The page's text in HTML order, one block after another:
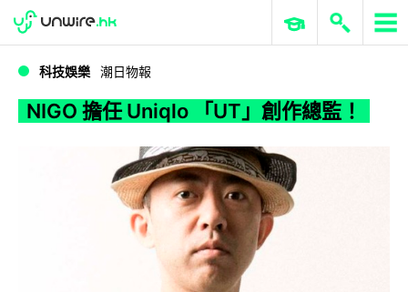
NIGO 擔任 Uniqlo 「UT」創作總監！
WWDC 2026 ERP 與商業 AI
科技娛樂 潮日物報
NIGO 擔任 Uniqlo 「UT」創作總監！